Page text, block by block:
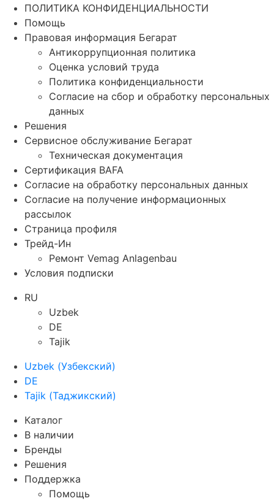
ПОЛИТИКА КОНФИДЕНЦИАЛЬНОСТИ
Помощь
Правовая информация Бегарат
Антикоррупционная политика
Оценка условий труда
Политика конфиденциальности
Согласие на сбор и обработку персональных
данных
Решения
Сервисное обслуживание Бегарат
Техническая документация
Сертификация BAFA
Согласие на обработку персональных данных
Согласие на получение информационных
рассылок
Страница профиля
Трейд-Ин
Ремонт Vemag Anlagenbau
Условия подписки
RU
Uzbek
DE
Tajik
Uzbek (Узбекский)
DE
Tajik (Таджикский)
Каталог
В наличии
Бренды
Решения
Поддержка
Помощь